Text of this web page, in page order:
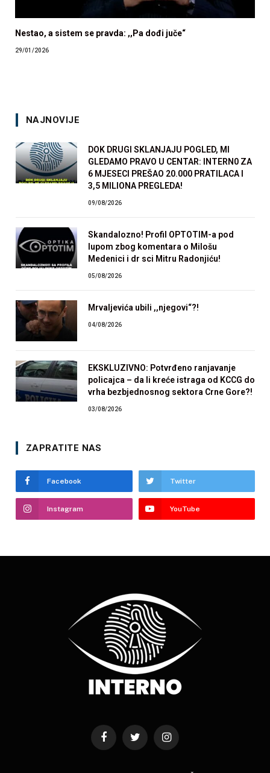
Nestao, a sistem se pravda: ,,Pa dođi juče“
29/01/2026
NAJNOVIJE
DOK DRUGI SKLANJAJU POGLED, MI
GLEDAMO PRAVO U CENTAR: INTERN0 ZA
6 MJESECI PREŠAO 20.000 PRATILACA I
3,5 MILIONA PREGLEDA!
09/08/2026
Skandalozno! Profil OPTOTIM-a pod
lupom zbog komentara o Milošu
Medenici i dr sci Mitru Radonjiću!
05/08/2026
Mrvaljevića ubili ,,njegovi“?!
04/08/2026
EKSKLUZIVNO: Potvrđeno ranjavanje
policajca – da li kreće istraga od KCCG do
vrha bezbjednosnog sektora Crne Gore?!
03/08/2026
ZAPRATITE NAS
Facebook Twitter
Instagram YouTube
FacebookTwitter Instagram